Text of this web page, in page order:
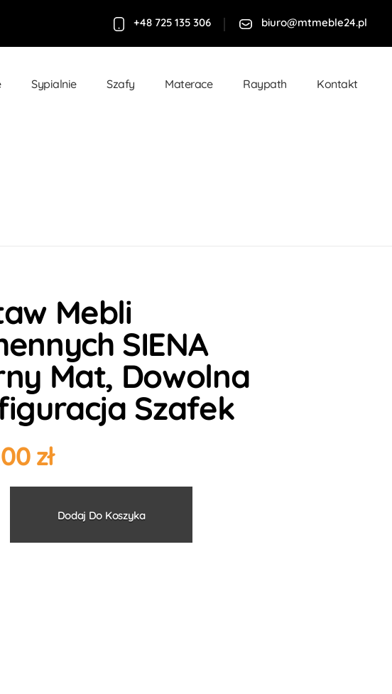
+48 725 135 306 biuro@mtmeble24.pl
Sypialnie Szafy Materace Raypath Kontakt
Mebli
SIENA
Mat, Dowolna
Szafek
zł
Dodaj Do Koszyka